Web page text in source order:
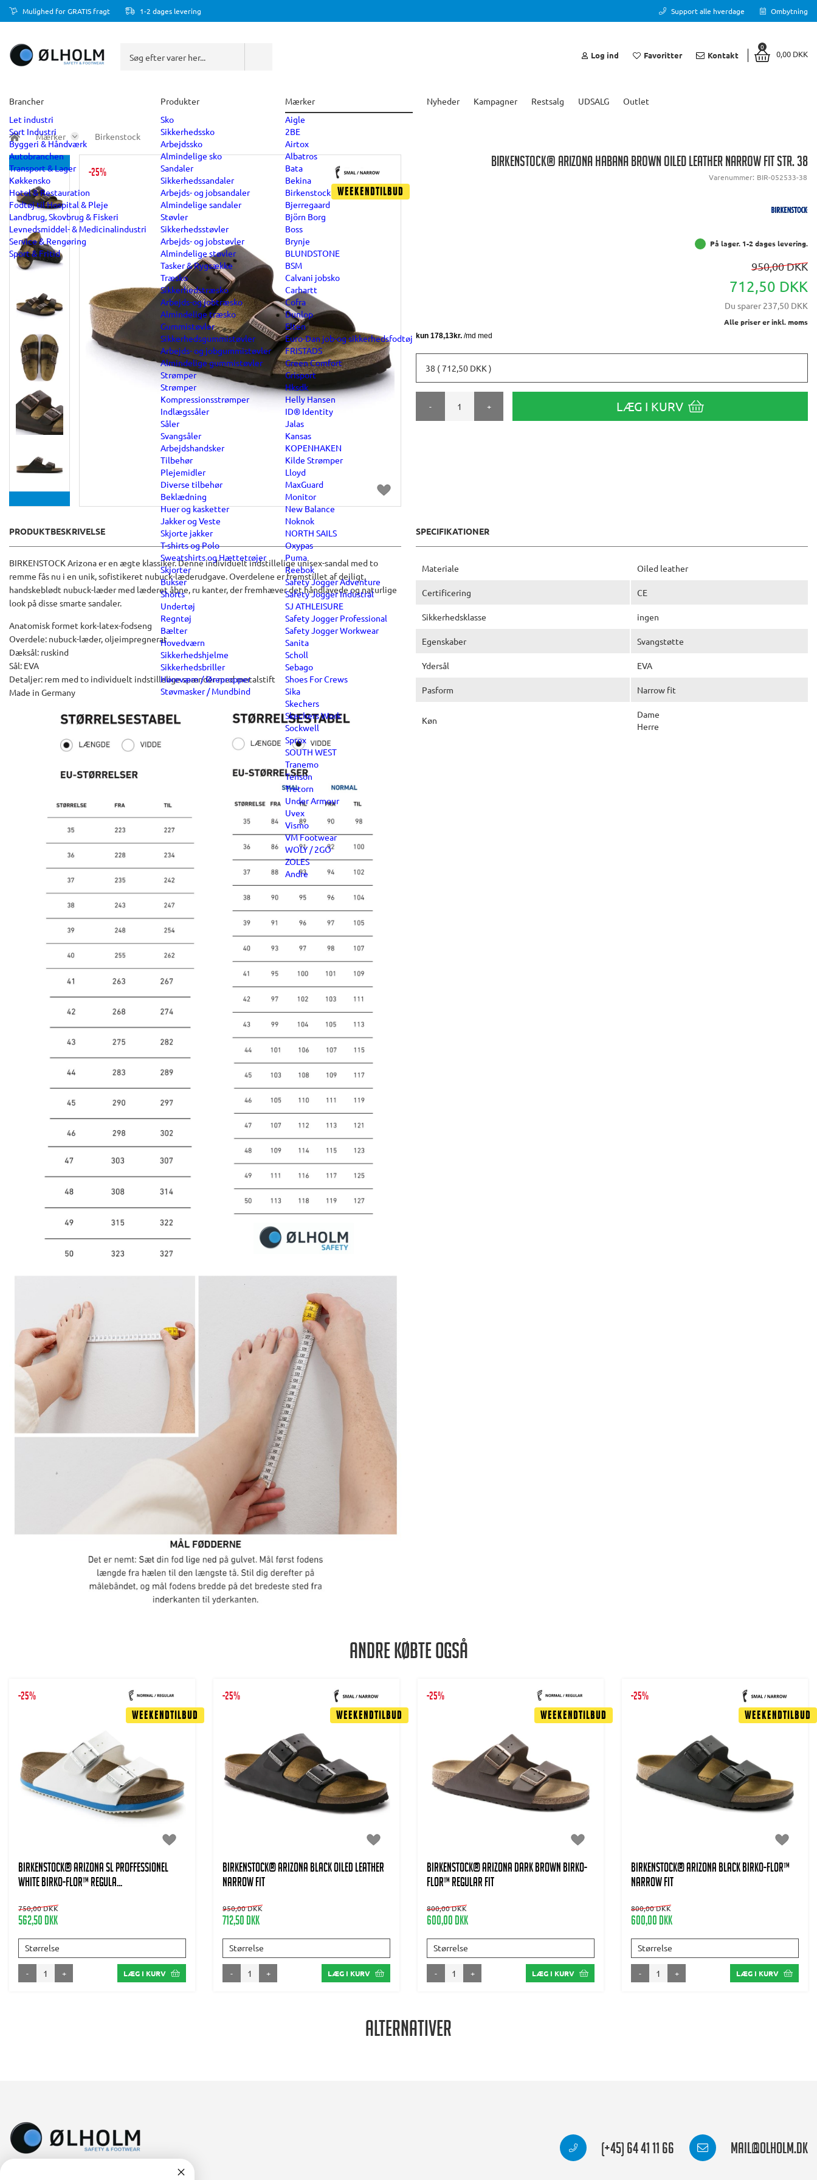
Mulighed for GRATIS fragt 1-2 dages levering Support alle hverdage Ombytning
Log ind Favoritter Kontakt
0
0,00 DKK
Brancher
Let industri
Sort Industri
Byggeri & Håndværk
Autobranchen
Transport & Lager
Køkkensko
Hotel & Restauration
Fodtøj til Hospital & Pleje
Landbrug, Skovbrug & Fiskeri
Levnedsmiddel- & Medicinalindustri
Service & Rengøring
Sport & Fritid
Produkter
Sko
Sikkerhedssko
Arbejdssko
Almindelige sko
Sandaler
Sikkerhedssandaler
Arbejds- og jobsandaler
Almindelige sandaler
Støvler
Sikkerhedsstøvler
Arbejds- og jobstøvler
Almindelige støvler
Tasker & Rygsække
Træsko
Sikkerhedstræsko
Arbejds-og jobtræsko
Almindelige træsko
Gummistøvler
Sikkerhedsgummistøvler
Arbejds- og jobgummistøvler
Almindelige gummistøvler
Strømper
Strømper
Kompressionsstrømper
Indlægssåler
Såler
Svangsåler
Arbejdshandsker
Tilbehør
Plejemidler
Diverse tilbehør
Beklædning
Huer og kasketter
Jakker og Veste
Skjorte jakker
T-shirts og Polo
Sweatshirts og Hættetrøjer
Skjorter
Bukser
Shorts
Undertøj
Regntøj
Bælter
Hovedværn
Sikkerhedshjelme
Sikkerhedsbriller
Høreværn / Ørepropper
Støvmasker / Mundbind
Mærker
Aigle
2BE
Airtox
Albatros
Bata
Bekina
Birkenstock
Bjerregaard
Björn Borg
Boss
Brynje
BLUNDSTONE
BSM
Calvani jobsko
Carhartt
Cofra
Dunlop
Elten
Euro-Dan job-og sikkerhedsfodtøj
FRISTADS
Green Comfort
Grisport
Hksdk
Helly Hansen
ID® Identity
Jalas
Kansas
KOPENHAKEN
Kilde Strømper
Lloyd
MaxGuard
Monitor
New Balance
Noknok
NORTH SAILS
Oxypas
Puma
Reebok
Safety Jogger Adventure
Safety Jogger Industral
SJ ATHLEISURE
Safety Jogger Professional
Safety Jogger Workwear
Sanita
Scholl
Sebago
Shoes For Crews
Sika
Skechers
Skechers Work
Sockwell
Sprox
SOUTH WEST
Tranemo
Tenson
Tretorn
Under Armour
Uvex
Vismo
VM Footwear
WOLY / 2GO
ZOLES
Andre
Nyheder Kampagner Restsalg UDSALG Outlet
Mærker Birkenstock
-25%
Weekendtilbud
BIRKENSTOCK® ARIZONA HABANA BROWN OILED LEATHER NARROW FIT STR. 38
Varenummer: BIR-052533-38
På lager. 1-2 dages levering.
950,00 DKK
712,50 DKK
Du sparer 237,50 DKK
Alle priser er inkl. moms
38 ( 712,50 DKK )
- + LÆG I KURV
PRODUKTBESKRIVELSE
BIRKENSTOCK Arizona er en ægte klassiker. Denne individuelt indstillelige unisex-sandal med to
remme fås nu i en unik, sofistikeret nubuck-læderudgave. Overdelene er fremstillet af dejligt,
handskeblødt nubuck-læder med læderet åbne, ru kanter, der fremhæver det håndlavede og naturlige
look på disse smarte sandaler.
Anatomisk formet kork-latex-fodseng
Overdele: nubuck-læder, oljeimpregnerat
Dæksål: ruskind
Sål: EVA
Detaljer: rem med to individuelt indstillelige spænder med metalstift
Made in Germany
SPECIFIKATIONER
Materiale Oiled leather
Certificering CE
Sikkerhedsklasse ingen
Egenskaber Svangstøtte
Ydersål EVA
Pasform Narrow fit
Køn
Dame
Herre
Andre købte også
Weekendtilbud
-25%
BIRKENSTOCK® Arizona SL Proffessionel
White Birko-Flor™ Regula...
750,00 DKK
562,50 DKK
Størrelse
- + LÆG I KURV
Weekendtilbud
-25%
BIRKENSTOCK® Arizona Black Oiled Leather
Narrow Fit
950,00 DKK
712,50 DKK
Størrelse
- + LÆG I KURV
Weekendtilbud
-25%
BIRKENSTOCK® Arizona Dark Brown Birko-
Flor™ Regular Fit
800,00 DKK
600,00 DKK
Størrelse
- + LÆG I KURV
Weekendtilbud
-25%
BIRKENSTOCK® Arizona Black Birko-Flor™
Narrow Fit
800,00 DKK
600,00 DKK
Størrelse
- + LÆG I KURV
Alternativer
(+45) 64 41 11 66 mail@olholm.dk